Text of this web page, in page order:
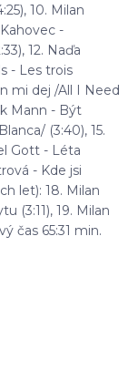
10. Milan
-
12. Naďa
- Les trois
mi dej /All I Need
Mann - Být
(3:40), 15.
Gott - Léta
- Kde jsi
let): 18. Milan
(3:11), 19. Milan
čas 65:31 min.